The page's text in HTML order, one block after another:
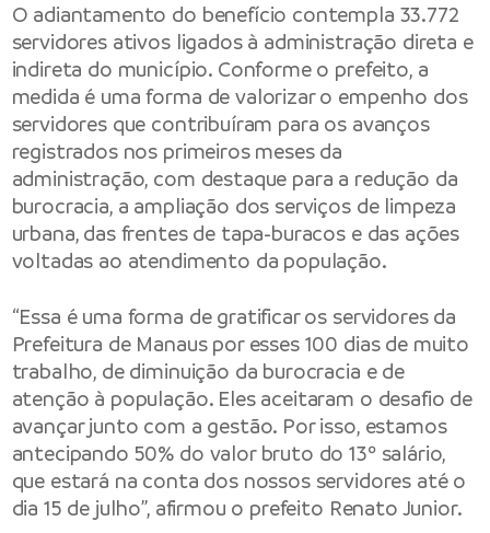
O adiantamento do benefício contempla 33.772
servidores ativos ligados à administração direta e
indireta do município. Conforme o prefeito, a
medida é uma forma de valorizar o empenho dos
servidores que contribuíram para os avanços
registrados nos primeiros meses da
administração, com destaque para a redução da
burocracia, a ampliação dos serviços de limpeza
urbana, das frentes de tapa-buracos e das ações
voltadas ao atendimento da população.
“Essa é uma forma de gratificar os servidores da
Prefeitura de Manauspor esses 100 dias de muito
trabalho, de diminuição da burocracia e de
atenção à população. Eles aceitaram o desafio de
avançar junto com a gestão. Por isso, estamos
antecipando 50% do valor bruto do 13º salário,
que estará na conta dos nossos servidores até o
dia 15 de julho”, afirmou o prefeito Renato Junior.